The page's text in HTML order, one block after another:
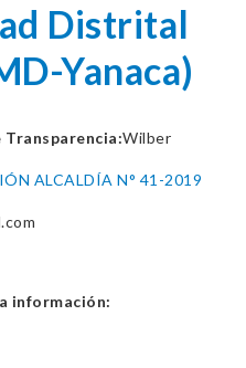
Distrital
Yanaca)
Wilber
ALCALDÍA N° 41-2019
información: